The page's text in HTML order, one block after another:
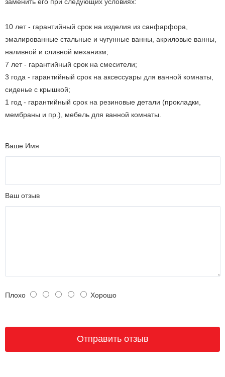
10 лет - гарантийный срок на изделия из санфарфора,
эмалированные стальные и чугунные ванны, акриловые ванны,
наливной и сливной механизм;
7 лет - гарантийный срок на смесители;
3 года - гарантийный срок на аксессуары для ванной комнаты,
сиденье с крышкой;
1 год - гарантийный срок на резиновые детали (прокладки,
мембраны и пр.), мебель для ванной комнаты.
Ваше Имя
Ваш отзыв
Плохо Хорошо